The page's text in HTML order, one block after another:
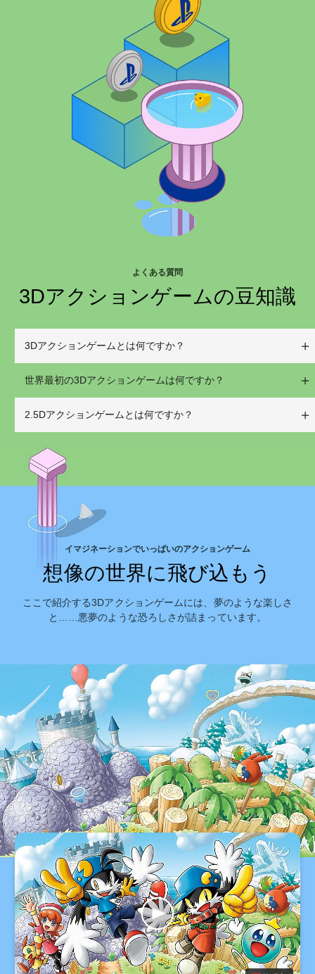
よくある質問
3Dアクションゲームの豆知識
3Dアクションゲームとは何ですか？
世界最初の3Dアクションゲームは何ですか？
2.5Dアクションゲームとは何ですか？
イマジネーションでいっぱいのアクションゲーム
想像の世界に飛び込もう
ここで紹介する3Dアクションゲームには、夢のような楽しさ
と……悪夢のような恐ろしさが詰まっています。